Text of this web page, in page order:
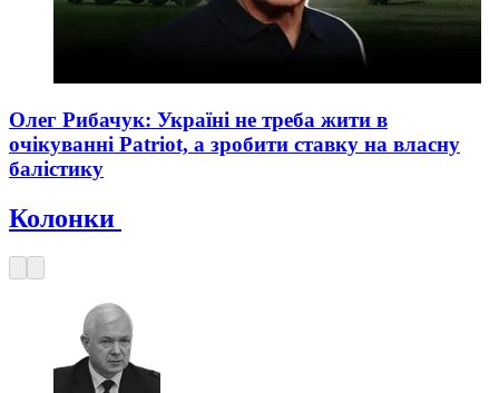
Олег Рибачук: Україні не треба жити в
очікуванні Patriot, а зробити ставку на власну
балістику
Колонки